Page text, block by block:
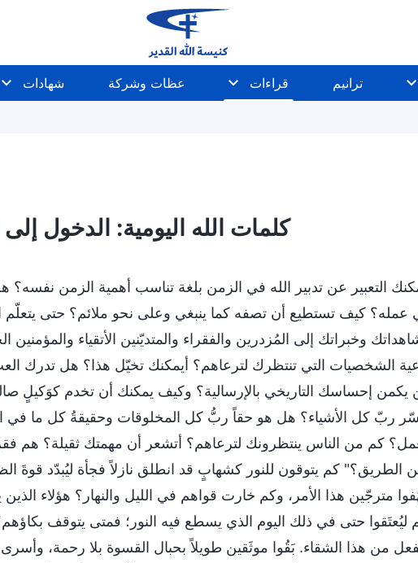
ترانيم قراءات عظات وشركة شهادات
كلمات الله اليومية: الدخول إلى
التعبير عن تدبير الله في الزمن بلغة تناسب أهمية الزمن نفسه؟
عمله؟ كيف تستطيع أن تصفه كما ينبغي وعلى نحو ملائم؟ حتى
وخبراتك إلى المُزدرين والفقراء والمتديّنين الأتقياء
الشخصيات التي تنتظرك لترعاهم؟ أيمكنك تخيّل هذا؟ هل تدرك
يكمن إحساسك التاريخي بالإرسالية؟ وكيف يمكنك أن تخدم كوَكيلٍ
ربّ كل الأشياء؟ هل هو حقاً ربُّ كل المخلوقات وحقيقةُ كل ما في
كم من الناس ينتظرونك لترعاهم؟ أتشعر أن مهمتك ثقيلة؟ هم
الطريق؟" كم يتوقون للنور كشهابٍ قد انطلق نازلاً فجأة ليُبدّد
مترجّين هذا الأمر، وكم خارت قواهم في الليل والنهار؟ هؤلاء
ليُعتَقوا حتى في ذلك اليوم الذي يسطع فيه النور؛ فمتى يتوقف بكاؤهم؟
من هذا الشقاء. بَقُوا موثَقين طويلاً بحبال القسوة بلا رحمة،